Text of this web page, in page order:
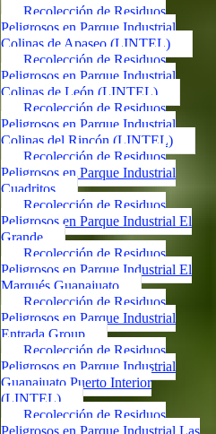
Recolección de Residuos
Peligrosos en Parque Industrial
Colinas de Apaseo (LINTEL)
Recolección de Residuos
Peligrosos en Parque Industrial
Colinas de León (LINTEL)
Recolección de Residuos
Peligrosos en Parque Industrial
Colinas del Rincón (LINTEL)
Recolección de Residuos
Peligrosos en Parque Industrial
Cuadritos
Recolección de Residuos
Peligrosos en Parque Industrial El
Grande
Recolección de Residuos
Peligrosos en Parque Industrial El
Marqués Guanajuato
Recolección de Residuos
Peligrosos en Parque Industrial
Entrada Group
Recolección de Residuos
Peligrosos en Parque Industrial
Guanajuato Puerto Interior
(LINTEL)
Recolección de Residuos
Peligrosos en Parque Industrial Las